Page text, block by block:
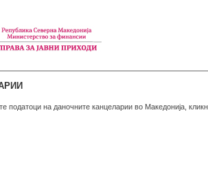
податоци на даночните канцеларии во Македонија,